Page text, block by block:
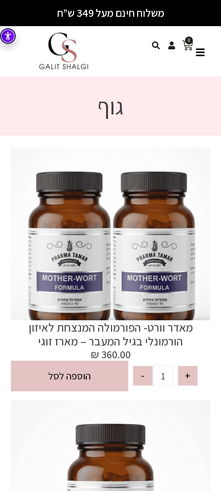
משלוח חינם מעל 349 ש”ח
0
גוף
מאדר וורט- הפורמולה המנצחת לאיזון
הורמונלי בגיל המעבר – מארז זוגי
360.00
₪
- + הוספה לסל